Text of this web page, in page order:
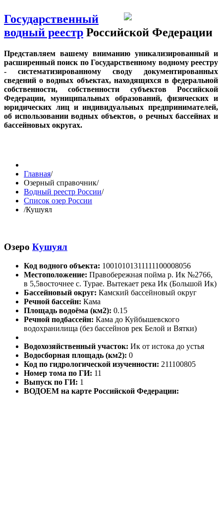
Государственный
водный реестр Российской Федерации
Представляем вашему вниманию уникализированный и
расширенный поиск по Государственному водному реестру
- систематизированному своду документированных
сведений о водных объектах, находящихся в федеральной
собственности, собственности субъектов Российской
Федерации, муниципальных образований, физических и
юридических лиц и индивидуальных предпринимателей,
об использовании водных объектов, о речных бассейнах и
бассейновых округах.
Главная/
Озерный справочник/
Водный реестр России/
Список озер России
/Кушуял
Озеро Кушуял
Код водного объекта: 10010101311111100008056
Местоположение: Правобережная пойма р. Ик №2766,
в 5,5восточнее с. Турае. Вытекает река Ик (Большой Ик)
Бассейновый округ: Камский бассейновый округ
Речной бассейн: Кама
Площадь водоёма (км2): 0.15
Речной подбассейн: Кама до Куйбышевского
водохранилища (без бассейнов рек Белой и Вятки)
Водохозяйственный участок: Ик от истока до устья
Водосборная площадь (км2): 0
Код по гидрологической изученности: 211100805
Номер тома по ГИ: 11
Выпуск по ГИ: 1
ВОДОЕМ на карте Российской Федерации: